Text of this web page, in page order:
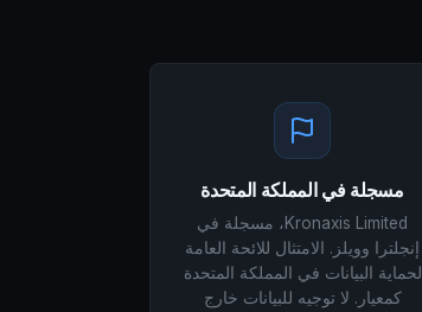
مسجلة في المملكة المتحدة
Kronaxis Limited، مسجلة في
إنجلترا وويلز. الامتثال للائحة العامة
لحماية البيانات في المملكة المتحدة
كمعيار. لا توجيه للبيانات خارج